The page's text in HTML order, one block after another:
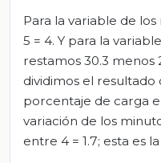
Para la variable de
5 = 4. Y para la
restamos 30.3 menos
dividimos el resultado
porcentaje de carga
variación de los
entre 4 = 1.7; esta es